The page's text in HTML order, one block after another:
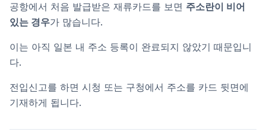
공항에서 처음 발급받은 재류카드를 보면 주소란이 비어
있는 경우가 많습니다.
이는 아직 일본 내 주소 등록이 완료되지 않았기 때문입니
다.
전입신고를 하면 시청 또는 구청에서 주소를 카드 뒷면에
기재하게 됩니다.